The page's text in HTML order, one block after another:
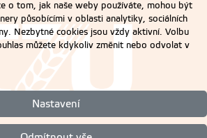
o tom, jak naše weby používáte, mohou být
působícími v oblasti analytiky, sociálních
Nezbytné cookies jsou vždy aktivní. Volbu
můžete kdykoliv změnit nebo odvolat v
Nastavení